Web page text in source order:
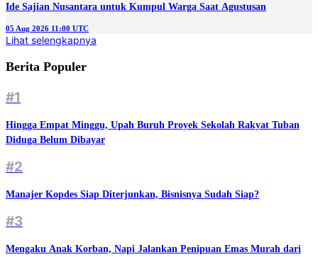
Ide Sajian Nusantara untuk Kumpul Warga Saat Agustusan
05 Aug 2026 11:00 UTC
Lihat selengkapnya
Berita Populer
#1
Hingga Empat Minggu, Upah Buruh Proyek Sekolah Rakyat Tuban
Diduga Belum Dibayar
#2
Manajer Kopdes Siap Diterjunkan, Bisnisnya Sudah Siap?
#3
Mengaku Anak Korban, Napi Jalankan Penipuan Emas Murah dari